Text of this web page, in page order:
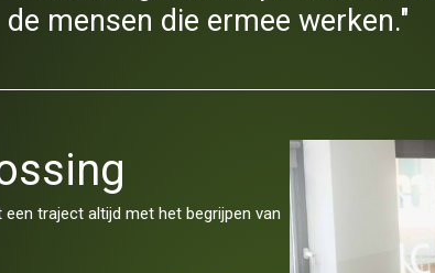
de mensen die ermee werken."
traject altijd met het begrijpen van